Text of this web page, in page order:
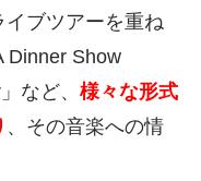
ブツアーを重ね
Dinner Show
など、 様々な形式
、その音楽への情